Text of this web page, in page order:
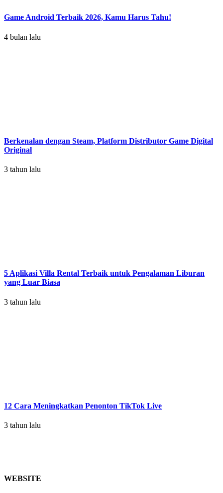
Game Android Terbaik 2026, Kamu Harus Tahu!
4 bulan lalu
Berkenalan dengan Steam, Platform Distributor Game Digital
Original
3 tahun lalu
5 Aplikasi Villa Rental Terbaik untuk Pengalaman Liburan
yang Luar Biasa
3 tahun lalu
12 Cara Meningkatkan Penonton TikTok Live
3 tahun lalu
WEBSITE